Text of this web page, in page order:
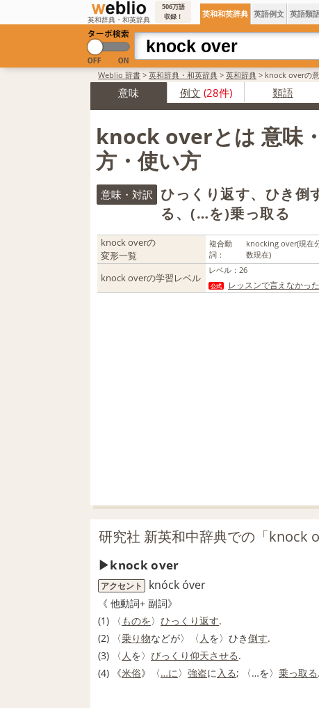
英和辞典・和英辞典
506万語
収録！
英和和英辞典 英語例文 英語類
Weblio 辞書 > 英和辞典・和英辞典 > 英和辞典 > knock overの
意味 例文 (28件) 類語
knock overとは 意味
方・使い方
意味・対訳
ひっくり返す、ひき倒
る、(…を)乗っ取る
knock overの
変形一覧
複合動
詞：
knocking over(現在
数現在)
knock overの学習レベル
レベル ： 26
公式 レッスンで言えなかっ
研究社 新英和中辞典での「knock
knock over
アクセント knóck óver
《 他動詞+ 副詞》
(1) 〈 ものを〉 ひっくり返す.
(2) 〈乗り物などが〉〈 人を〉ひき倒す.
(3) 〈 人を〉 びっくり仰天させる.
(4) 《米俗》〈…に〉 強盗に入る; 〈…を〉 乗っ取る.